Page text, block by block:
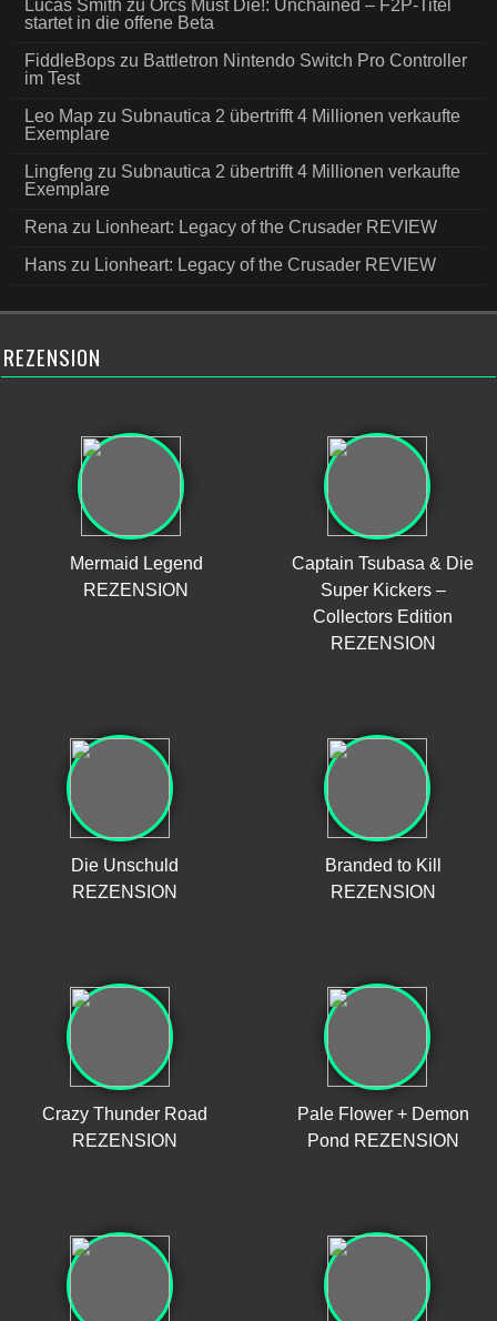
Lucas Smith zu Orcs Must Die!: Unchained – F2P-Titel
startet in die offene Beta
FiddleBops zu Battletron Nintendo Switch Pro Controller
im Test
Leo Map zu Subnautica 2 übertrifft 4 Millionen verkaufte
Exemplare
Lingfeng zu Subnautica 2 übertrifft 4 Millionen verkaufte
Exemplare
Rena zu Lionheart: Legacy of the Crusader REVIEW
Hans zu Lionheart: Legacy of the Crusader REVIEW
REZENSION
Mermaid Legend
REZENSION
Captain Tsubasa & Die
Super Kickers –
Collectors Edition
REZENSION
Die Unschuld
REZENSION
Branded to Kill
REZENSION
Crazy Thunder Road
REZENSION
Pale Flower + Demon
Pond REZENSION